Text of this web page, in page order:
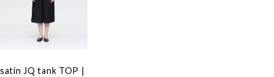
satin JQ tank TOP |